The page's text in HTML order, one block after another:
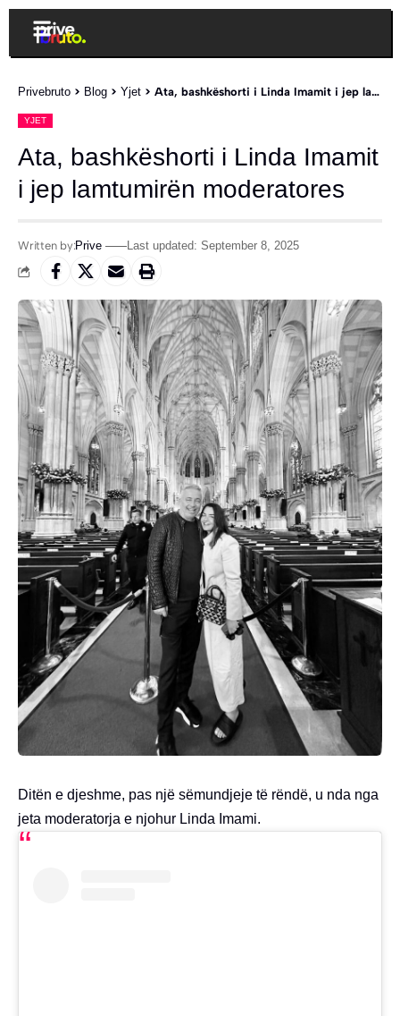
Privebruto > Blog > Yjet > Ata, bashkëshorti i Linda Imamit i jep lamtumirën moderatores
YJET
Ata, bashkëshorti i Linda Imamit
i jep lamtumirën moderatores
Written by:Prive Last updated: September 8, 2025
Ditën e djeshme, pas një sëmundjeje të rëndë, u nda nga
jeta moderatorja e njohur Linda Imami.